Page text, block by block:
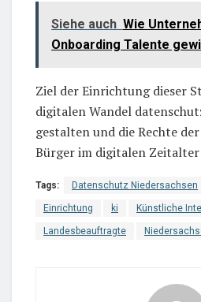
Siehe auch Wie
Onboarding Talente
Ziel der Einrichtung dieser
digitalen Wandel
gestalten und die Rechte
Bürger im digitalen Zeitalter
Tags: Datenschutz Niedersachsen
Einrichtung ki Künstliche
Landesbeauftragte